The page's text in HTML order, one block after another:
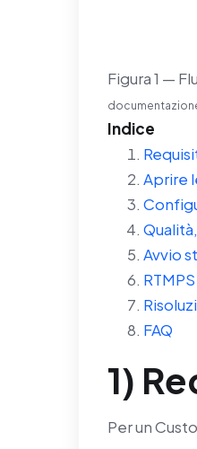
Figura 1 —
Indice
Aprire
Avvio
FAQ
1)
Per un